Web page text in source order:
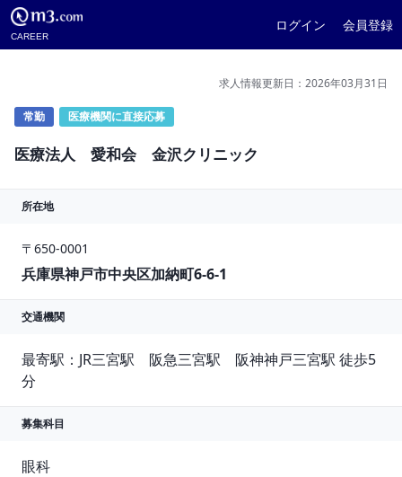
CAREER
ログイン 会員登録
求人情報更新日：2026年03月31日
常勤 医療機関に直接応募
医療法人 愛和会 金沢クリニック
所在地
〒650-0001
兵庫県神戸市中央区加納町6-6-1
交通機関
最寄駅：JR三宮駅　阪急三宮駅　阪神神戸三宮駅 徒歩5
分
募集科目
眼科